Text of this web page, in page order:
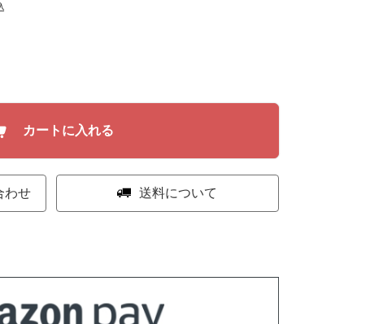
カートに入れる
わせ 送料について